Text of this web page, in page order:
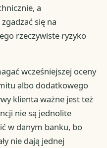
a
się na
rzeczywiste ryzyko
wcześniejszej oceny
albo dodatkowego
klienta ważne jest też
nie są jednolite
w danym banku, bo
nie dają jednej